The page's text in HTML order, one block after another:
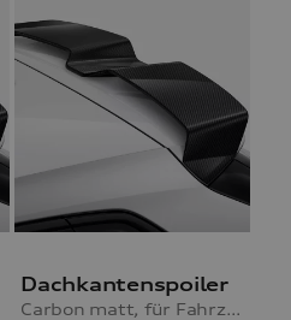
Dachkantenspoiler
Carbon matt, für Fahrzeuge ohne S line Exterieurpaket